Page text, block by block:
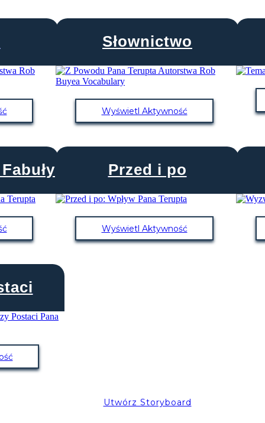
Słownictwo
Wyświetl Aktywność
Przed i po
Wyświetl Aktywność
Utwórz Storyboard